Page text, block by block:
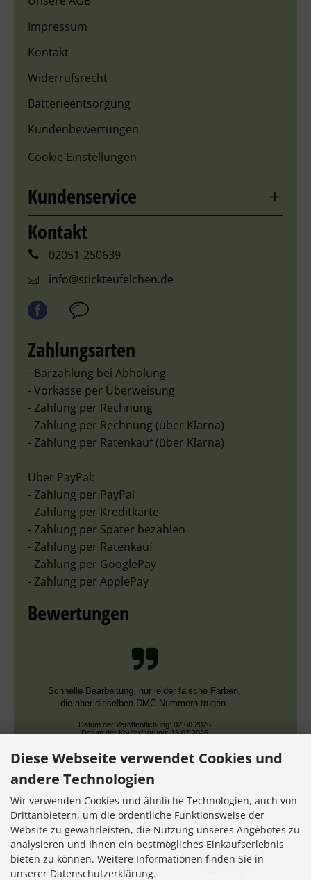
Impressum
Kontakt
Widerrufsrecht
Batterieentsorgung
Kundenbewertungen
Cookie Einstellungen
Kundenservice
Kontakt
02051-250639
info@stickteufelchen.de
Zahlungsarten
- Barzahlung bei Abholung
- Vorkasse per Überweisung
- Zahlung per Rechnung
- Zahlung per Rechnung (über Klarna)
- Zahlung per Ratenkauf (über Klarna)
Über PayPal:
- Zahlung per PayPal
- Zahlung per Kreditkarte
- Zahlung per Später bezahlen
- Zahlung per Ratenkauf
- Zahlung per GooglePay
- Zahlung per ApplePay
Bewertungen
Schnelle Bearbeitung, nur leider falsche Farben,
die aber dieselben DMC Nummern trugen.
Datum der Veröffentlichung: 02.08.2026
Datum der Kauferfahrung: 13.07.2026
7,355 Bewertungen
Diese Webseite verwendet Cookies und
andere Technologien
Wir verwenden Cookies und ähnliche Technologien, auch von
Drittanbietern, um die ordentliche Funktionsweise der
Website zu gewährleisten, die Nutzung unseres Angebotes zu
analysieren und Ihnen ein bestmögliches Einkaufserlebnis
bieten zu können. Weitere Informationen finden Sie in
unserer Datenschutzerklärung.